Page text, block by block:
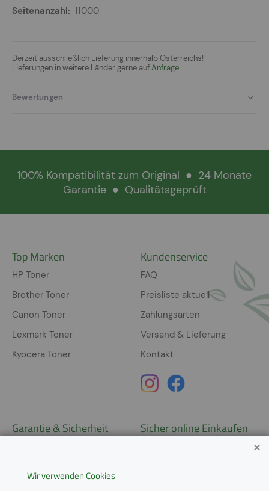
11000
Derzeit ausschließlich Lieferung innerhalb Österreichs!
Lieferungen in weitere Länder gerne aufAnfrage.
Bewertungen
100% Kompatibilität zum Original ● 24 Monate
Garantie ● Qualitätsgeprüft
Top Marken
HP Toner
Brother Toner
Canon Toner
Lexmark Toner
Kyocera Toner
Kundenservice
FAQ
Preisliste aktuell
Zahlungsarten
Versand & Lieferung
Kontakt
Garantie & Sicherheit Sicher online Einkaufen
Wir verwenden Cookies